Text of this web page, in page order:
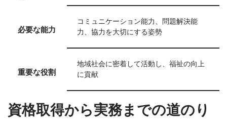
必要な能力
コミュニケーション能力、問題解決能
力、協力を大切にする姿勢
重要な役割
地域社会に密着して活動し、福祉の向上
に貢献
資格取得から実務までの道のり